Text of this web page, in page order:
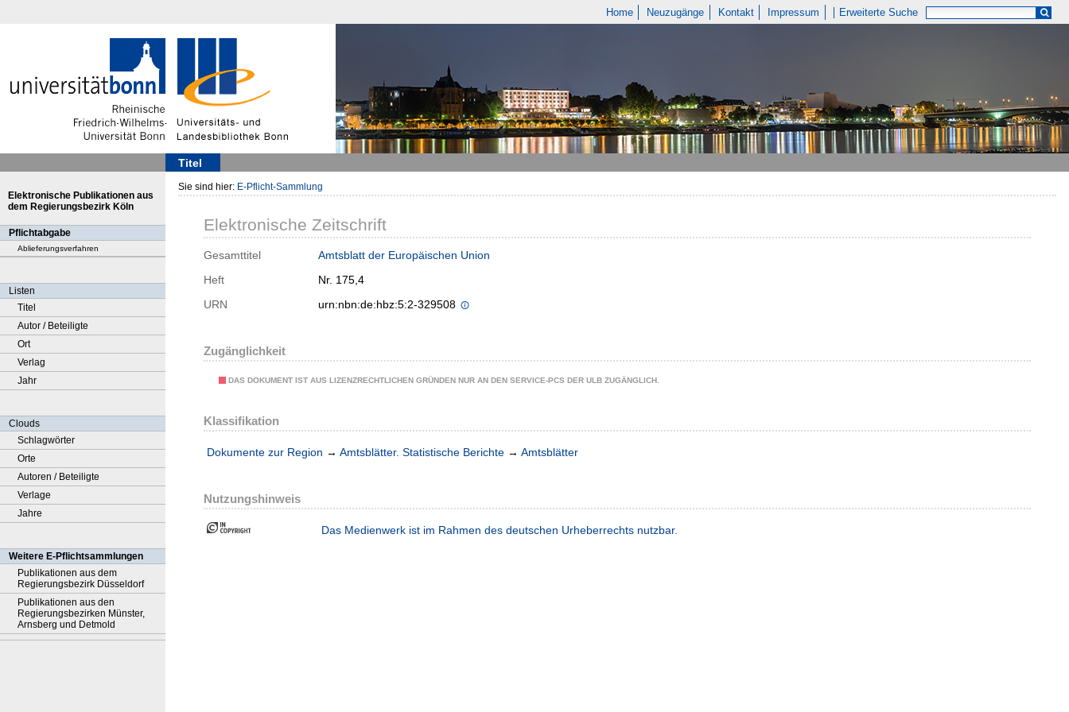
Home Neuzugänge Kontakt Impressum Erweiterte Suche
Titel
Elektronische Publikationen aus
dem Regierungsbezirk Köln
Pflichtabgabe
Ablieferungsverfahren
Listen
Titel
Autor / Beteiligte
Ort
Verlag
Jahr
Clouds
Schlagwörter
Orte
Autoren / Beteiligte
Verlage
Jahre
Weitere E-Pflichtsammlungen
Publikationen aus dem
Regierungsbezirk Düsseldorf
Publikationen aus den
Regierungsbezirken Münster,
Arnsberg und Detmold
Sie sind hier: E-Pflicht-Sammlung
Elektronische Zeitschrift
Gesamttitel
Amtsblatt der Europäischen Union
Heft
Nr. 175,4
URN
urn:nbn:de:hbz:5:2-329508
Zugänglichkeit
DAS DOKUMENT IST AUS LIZENZRECHTLICHEN GRÜNDEN NUR AN DEN SERVICE-PCS DER ULB ZUGÄNGLICH.
Klassifikation
Dokumente zur Region → Amtsblätter. Statistische Berichte → Amtsblätter
Nutzungshinweis
Das Medienwerk ist im Rahmen des deutschen Urheberrechts nutzbar.